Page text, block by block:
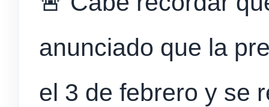
anunciado que la
el 3 de febrero y se